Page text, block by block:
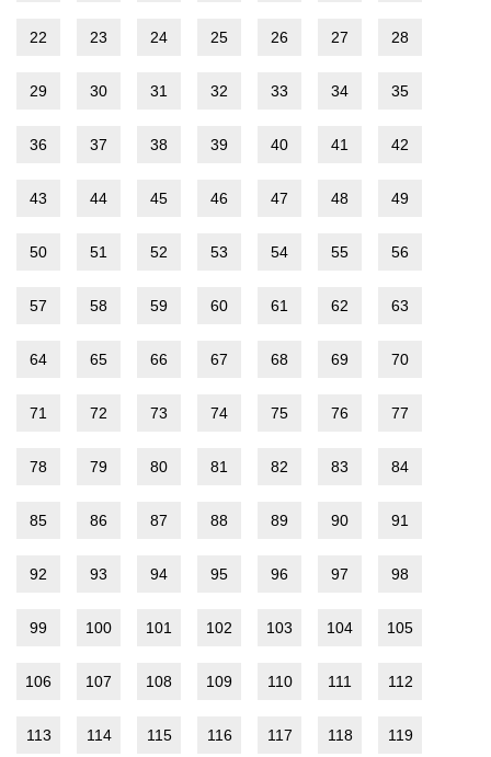
22 23 24 25 26 27 28
29 30 31 32 33 34 35
36 37 38 39 40 41 42
43 44 45 46 47 48 49
50 51 52 53 54 55 56
57 58 59 60 61 62 63
64 65 66 67 68 69 70
71 72 73 74 75 76 77
78 79 80 81 82 83 84
85 86 87 88 89 90 91
92 93 94 95 96 97 98
99 100 101 102 103 104 105
106 107 108 109 110 111 112
113 114 115 116 117 118 119